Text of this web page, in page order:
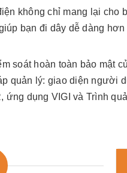
không chỉ mang lại cho
bạn đi dây dễ dàng hơn
soát hoàn toàn bảo mật
quản lý: giao diện người
ứng dụng VIGI và Trình